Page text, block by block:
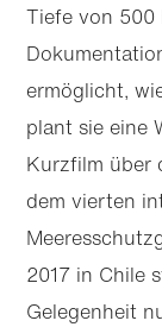
Tiefe von
ermöglicht,
plant sie eine
Kurzfilm über
dem vierten
2017 in Chile
Gelegenheit